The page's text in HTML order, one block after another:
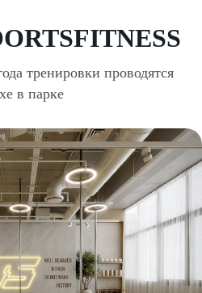
тренировки проводятся
в парке